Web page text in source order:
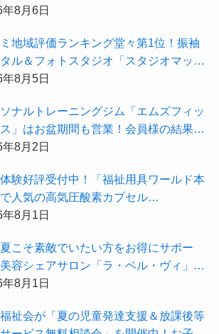
理の準備」をしてみませんか？
年8月6日
地域評価ランキング堂々第1位！振袖
ル＆フォトスタジオ「スタジオマック
お得な『2026年8月限定キャンペー
年8月5日
ナルトレーニングジム「エムズフィッ
ス」はお盆期間も営業！会員様の結果を
★
年8月2日
験好評受付中！「福祉用具ワールド本
人気の高気圧酸素カプセル
（30分500円）」で夏バテ撃退★
年8月1日
こそ素敵でいたい方をお得にサポー
美容シェアサロン「ラ・ベル・ヴィ」か
年8月のお得情報が届きました！
年8月1日
祉会が「夏の児童発達支援＆放課後等